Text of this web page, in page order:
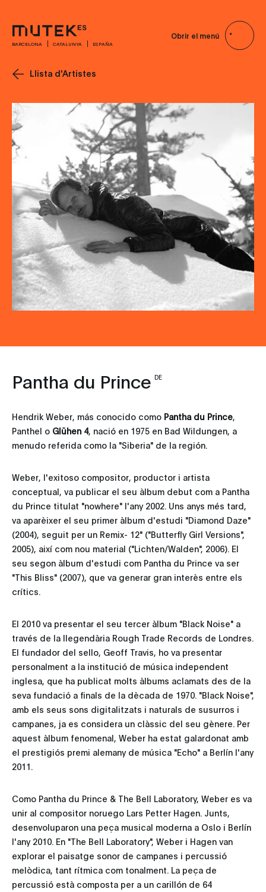
BARCELONA CATALUNYA ESPAÑA
Obrir el menú
Llista d'Artistes
Pantha du Prince DE
Hendrik Weber, más conocido como Pantha du Prince,
Panthel o Glühen 4, nació en 1975 en Bad Wildungen, a
menudo referida como la "Siberia" de la región.
Weber, l'exitoso compositor, productor i artista
conceptual, va publicar el seu àlbum debut com a Pantha
du Prince titulat "nowhere" l'any 2002. Uns anys més tard,
va aparèixer el seu primer àlbum d'estudi "Diamond Daze"
(2004), seguit per un Remix- 12" ("Butterfly Girl Versions",
2005), així com nou material ("Lichten/Walden", 2006). El
seu segon àlbum d'estudi com Pantha du Prince va ser
"This Bliss" (2007), que va generar gran interès entre els
crítics.
El 2010 va presentar el seu tercer àlbum "Black Noise" a
través de la llegendària Rough Trade Records de Londres.
El fundador del sello, Geoff Travis, ho va presentar
personalment a la institució de música independent
inglesa, que ha publicat molts àlbums aclamats des de la
seva fundació a finals de la dècada de 1970. "Black Noise",
amb els seus sons digitalitzats i naturals de susurros i
campanes, ja es considera un clàssic del seu gènere. Per
aquest àlbum fenomenal, Weber ha estat galardonat amb
el prestigiós premi alemany de música "Echo" a Berlín l'any
2011.
Como Pantha du Prince & The Bell Laboratory, Weber es va
unir al compositor noruego Lars Petter Hagen. Junts,
desenvoluparon una peça musical moderna a Oslo i Berlín
l'any 2010. En "The Bell Laboratory", Weber i Hagen van
explorar el paisatge sonor de campanes i percussió
melòdica, tant rítmica com tonalment. La peça de
percussió està composta per a un carillón de 64